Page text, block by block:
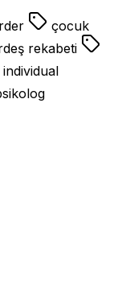
çocuk
rekabeti
individual